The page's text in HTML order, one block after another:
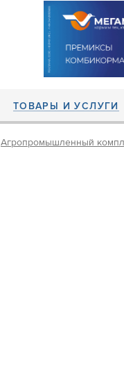
ТОВАРЫ И УСЛУГИ
Агропромышленный